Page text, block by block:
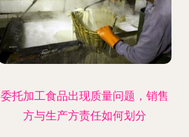
委托加工食品出现质量问题，销售
方与生产方责任如何划分